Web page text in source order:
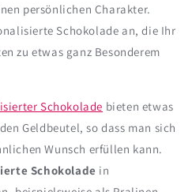
persönlichen Charakter.
Schokolade an, die Ihr
zu etwas ganz Besonderem
Schokolade bieten etwas
Geldbeutel, so dass man sich
Wunsch erfüllen kann.
Schokolade in